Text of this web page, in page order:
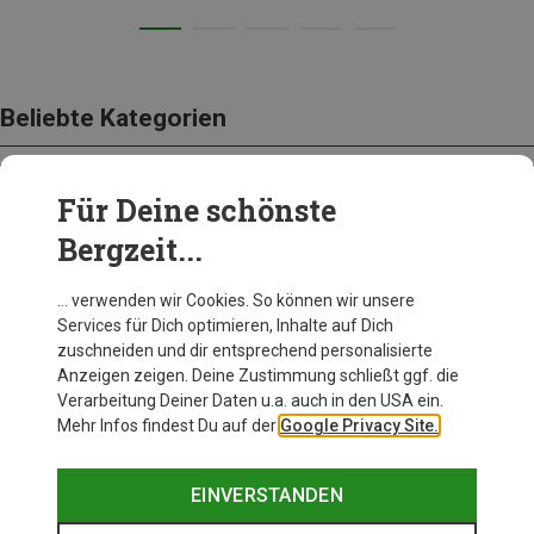
Beliebte Kategorien
BEKLEIDUNG
Für Deine schönste
Bergzeit...
… verwenden wir Cookies. So können wir unsere
Services für Dich optimieren, Inhalte auf Dich
zuschneiden und dir entsprechend personalisierte
Anzeigen zeigen. Deine Zustimmung schließt ggf. die
Verarbeitung Deiner Daten u.a. auch in den USA ein.
Mehr Infos findest Du auf der Google Privacy Site.
EINVERSTANDEN